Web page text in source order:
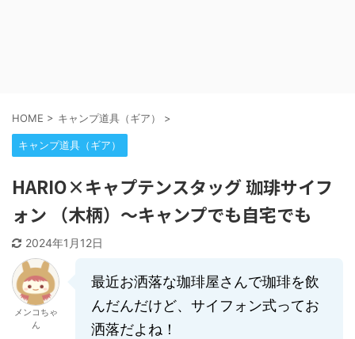
HOME > キャンプ道具（ギア） >
キャンプ道具（ギア）
HARIO×キャプテンスタッグ 珈琲サイフ
ォン （木柄）～キャンプでも自宅でも
2024年1月12日
メンコちゃ
ん
最近お洒落な珈琲屋さんで珈琲を飲
んだんだけど、サイフォン式ってお
洒落だよね！